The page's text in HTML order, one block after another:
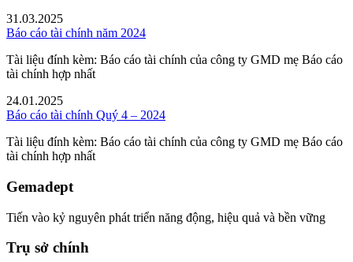
31.03.2025
Báo cáo tài chính năm 2024
Tài liệu đính kèm: Báo cáo tài chính của công ty GMD mẹ Báo cáo
tài chính hợp nhất
24.01.2025
Báo cáo tài chính Quý 4 – 2024
Tài liệu đính kèm: Báo cáo tài chính của công ty GMD mẹ Báo cáo
tài chính hợp nhất
Gemadept
Tiến vào kỷ nguyên phát triển năng động, hiệu quả và bền vững
Trụ sở chính